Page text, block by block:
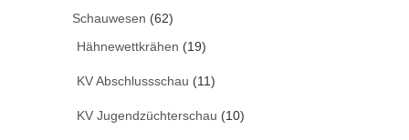
Schauwesen (62)
Hähnewettkrähen (19)
KV Abschlussschau (11)
KV Jugendzüchterschau (10)